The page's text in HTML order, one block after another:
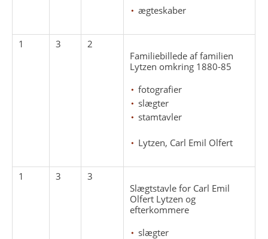
ægteskaber
1 3
2
Familiebillede af familien
Lytzen omkring 1880-85
fotografier
slægter
stamtavler
Lytzen, Carl Emil Olfert
1 3
3
Slægtstavle for Carl Emil
Olfert Lytzen og
efterkommere
slægter